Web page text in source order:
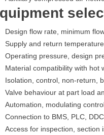
Design flow rate, minimum
Supply and return
Operating pressure, design
Material compatibility with hot
Isolation, control, non-return,
Valve behaviour at part load
Automation, modulating
Connection to BMS, PLC,
Access for inspection, section